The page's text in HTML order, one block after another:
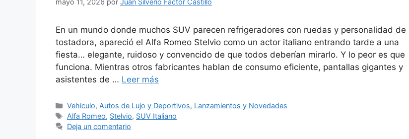
mayo 11, 2026 por Juan Silverio Factor Castillo
En un mundo donde muchos SUV parecen refrigeradores con ruedas y personalidad de
tostadora, apareció el Alfa Romeo Stelvio como un actor italiano entrando tarde a una
fiesta… elegante, ruidoso y convencido de que todos deberían mirarlo. Y lo peor es que
funciona. Mientras otros fabricantes hablan de consumo eficiente, pantallas gigantes y
asistentes de … Leer más
Categorías
Vehiculo, Autos de Lujo y Deportivos, Lanzamientos y Novedades
Etiquetas
Alfa Romeo, Stelvio, SUV Italiano
Deja un comentario